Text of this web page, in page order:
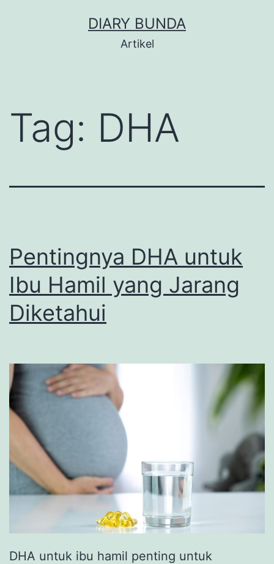
DIARY BUNDA
Artikel
Tag: DHA
Pentingnya DHA untuk
Ibu Hamil yang Jarang
Diketahui
DHA untuk ibu hamil penting untuk